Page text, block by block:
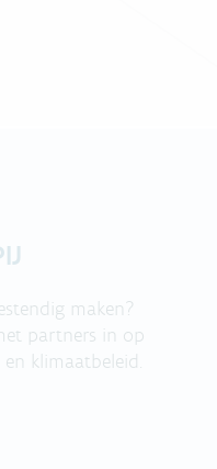
maken?
partners in op
klimaatbeleid.